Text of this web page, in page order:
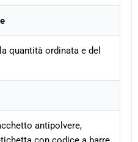
quantità ordinata e del
antipolvere,